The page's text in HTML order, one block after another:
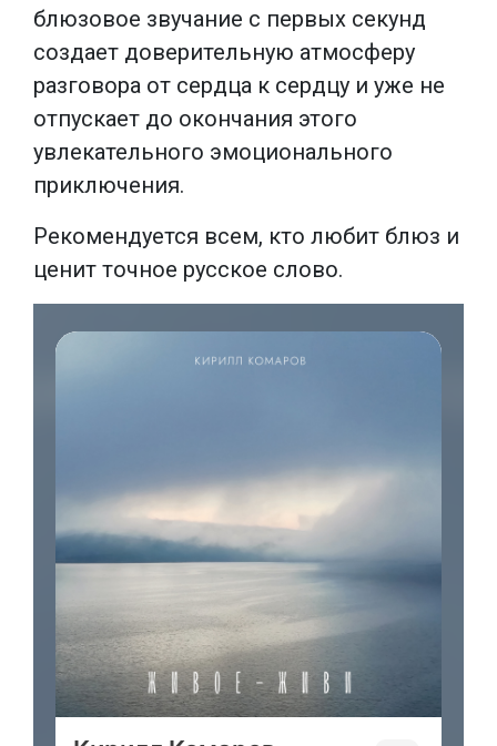
блюзовое звучание с первых секунд
создает доверительную атмосферу
разговора от сердца к сердцу и уже не
отпускает до окончания этого
увлекательного эмоционального
приключения.
Рекомендуется всем, кто любит блюз и
ценит точное русское слово.